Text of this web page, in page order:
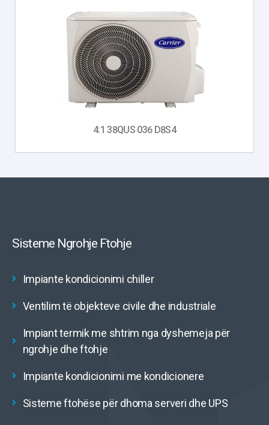
4:1 38QUS 036 D8S4
Sisteme Ngrohje Ftohje
Impiante kondicionimi chiller
Ventilim të objekteve civile dhe industriale
Impiant termik me shtrim nga dyshemeja për
ngrohje dhe ftohje
Impiante kondicionimi me kondicionere
Sisteme ftohëse për dhoma serveri dhe UPS